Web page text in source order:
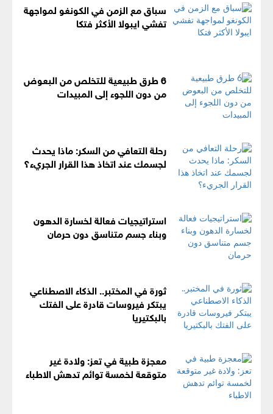
سباق مع الزمن في الكونغو لمواجهة
تفشي ايبولا الأكثر فتكا
6 طرق طبيعية للتخلص من البعوض
من دون اللجوء إلى المبيدات
رحلة التعافي من السكر: ماذا يحدث
لجسمك عند اتخاذ هذا القرار الجريء؟
استراتيجيات فعالة لخسارة الدهون
وبناء جسم متناسق دون حرمان
ثورة في المختبر.. الذكاء الاصطناعي
يبتكر فيروسات قادرة على الفتك
بالبكتيريا
معجزة طبية في تعز: ولادة غير
متوقعة لخمسة توائم تدهش الاطباء